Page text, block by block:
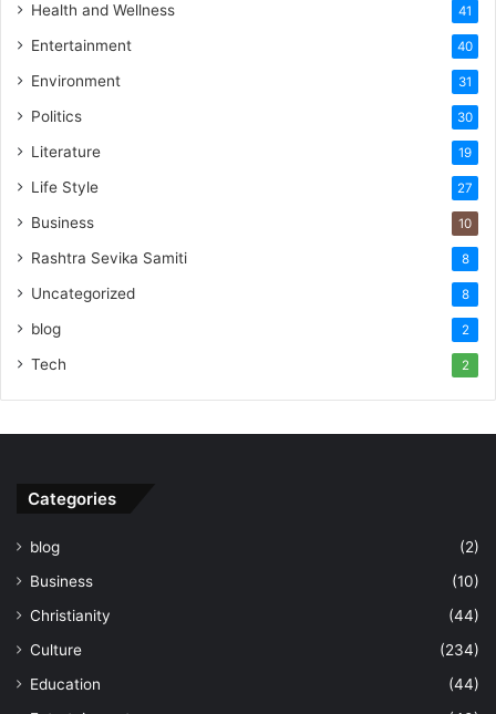
Health and Wellness 41
Entertainment 40
Environment 31
Politics 30
Literature 19
Life Style 27
Business 10
Rashtra Sevika Samiti 8
Uncategorized 8
blog 2
Tech 2
Categories
blog
(2)
Business
(10)
Christianity
(44)
Culture
(234)
Education
(44)